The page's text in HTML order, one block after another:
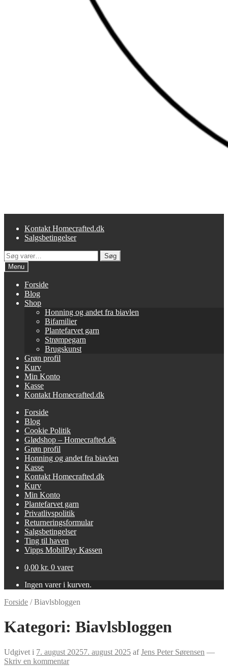
Kontakt Homecrafted.dk
Salgsbetingelser
Søg
efter:
Søg
Menu
Forside
Blog
Shop
Honning og andet fra biavlen
Bifamilier
Plantefarvet garn
Strømpegarn
Brugskunst
Grøn profil
Kurv
Min Konto
Kasse
Kontakt Homecrafted.dk
Forside
Blog
Cookie Politik
Glødshop – Homecrafted.dk
Grøn profil
Honning og andet fra biavlen
Kasse
Kontakt Homecrafted.dk
Kurv
Min Konto
Plantefarvet garn
Privatlivspolitik
Returneringsformular
Salgsbetingelser
Ting til haven
Vipps MobilPay Kassen
0,00 kr. 0 varer
Ingen varer i kurven.
Forside /Biavlsbloggen
Kategori: Biavlsbloggen
Udgivet i 7. august 20257. august 2025 afJens Peter Sørensen —
Skriv en kommentar